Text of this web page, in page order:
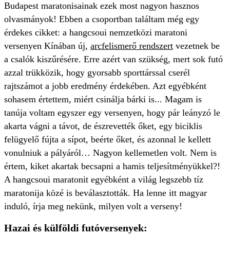
Budapest maratonisainak ezek most nagyon hasznos
olvasmányok! Ebben a csoportban találtam még egy
érdekes cikket: a hangcsoui nemzetközi maratoni
versenyen Kínában új, arcfelismerő rendszert vezetnek be
a csalók kiszűrésére. Erre azért van szükség, mert sok futó
azzal trükközik, hogy gyorsabb sporttárssal cserél
rajtszámot a jobb eredmény érdekében. Azt egyébként
sohasem értettem, miért csinálja bárki is... Magam is
tanúja voltam egyszer egy versenyen, hogy pár leányzó le
akarta vágni a távot, de észrevették őket, egy biciklis
felügyelő fújta a sípot, beérte őket, és azonnal le kellett
vonulniuk a pályáról… Nagyon kellemetlen volt. Nem is
értem, kiket akartak becsapni a hamis teljesítményükkel?!
A hangcsoui maratonit egyébként a világ legszebb tíz
maratonija közé is beválasztották. Ha lenne itt magyar
induló, írja meg nekünk, milyen volt a verseny!
Hazai és külföldi futóversenyek: